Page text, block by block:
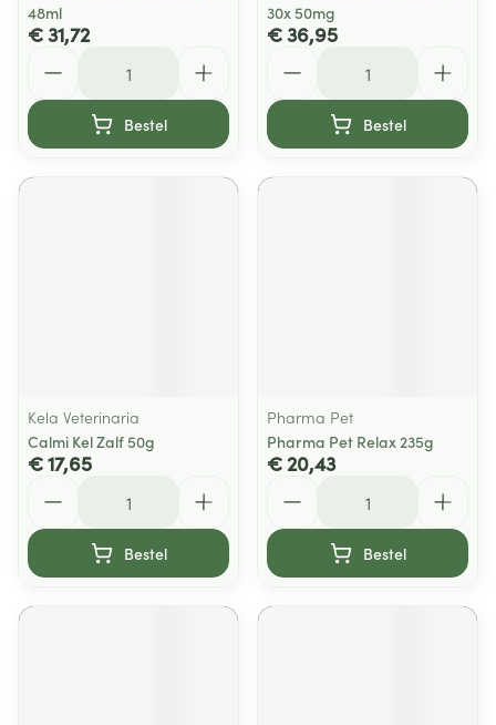
48ml
€ 31,72
Bestel
30x 50mg
€ 36,95
Bestel
Kela Veterinaria
Calmi Kel Zalf 50g
€ 17,65
Bestel
Pharma Pet
Pharma Pet Relax 235g
€ 20,43
Bestel